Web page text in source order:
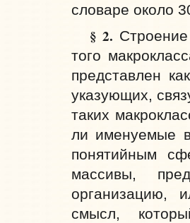
словаре около
§ 2.
того
представлен
указующих,
таких
ли именуемые
понятийным
массивы,
организацию,
смысл,